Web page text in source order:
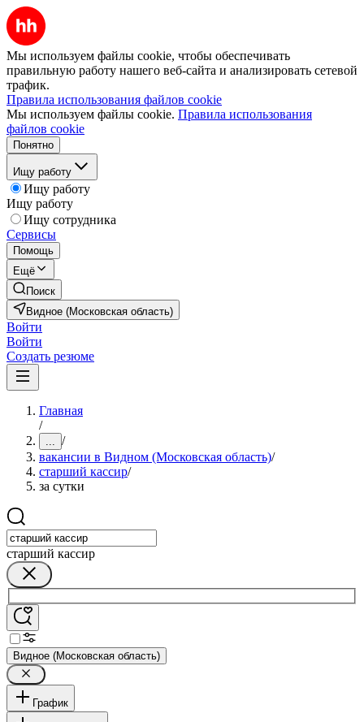
Мы используем файлы cookie, чтобы обеспечивать
правильную работу нашего веб-сайта и анализировать сетевой
трафик.
Правила использования файлов cookie
Мы используем файлы cookie. Правила использования
файлов cookie
Понятно
Ищу работу
Ищу работу
Ищу работу
Ищу сотрудника
Сервисы
Помощь
Ещё
Поиск
Видное (Московская область)
Войти
Войти
Создать резюме
Главная
/
... /
вакансии в Видном (Московская область)/
старший кассир/
за сутки
старший кассир
Видное (Московская область)
График